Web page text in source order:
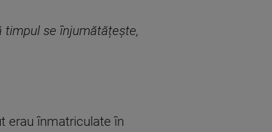
timpul se înjumătățește,
erau înmatriculate în